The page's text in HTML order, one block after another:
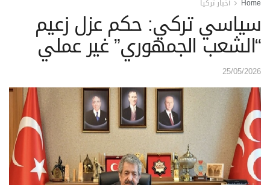
Home أخبار تركيا
سياسي تركي: حكم عزل زعيم
“الشعب الجمهوري” غير عملي
25/05/2026